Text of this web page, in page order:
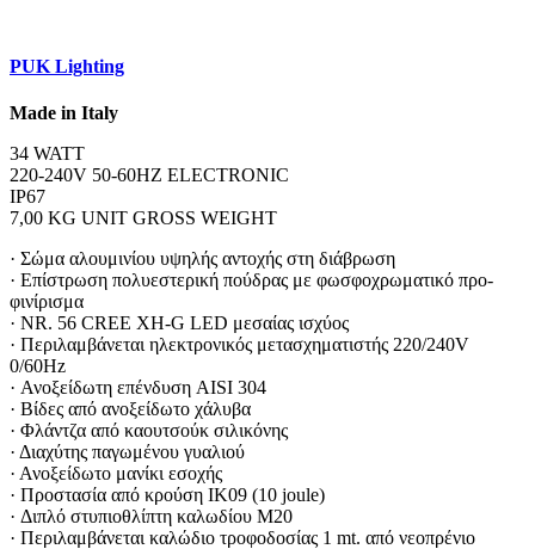
PUK Lighting
Made in Italy
34 WATT
220-240V 50-60HZ ELECTRONIC
IP67
7,00 KG UNIT GROSS WEIGHT
· Σώμα αλουμινίου υψηλής αντοχής στη διάβρωση
· Επίστρωση πολυεστερική πούδρας με φωσφοχρωματικό προ-
φινίρισμα
· NR. 56 CREE XH-G LED μεσαίας ισχύος
· Περιλαμβάνεται ηλεκτρονικός μετασχηματιστής 220/240V
0/60Hz
· Ανοξείδωτη επένδυση AISI 304
· Βίδες από ανοξείδωτο χάλυβα
· Φλάντζα από καουτσούκ σιλικόνης
· Διαχύτης παγωμένου γυαλιού
· Ανοξείδωτο μανίκι εσοχής
· Προστασία από κρούση IK09 (10 joule)
· Διπλό στυπιοθλίπτη καλωδίου M20
· Περιλαμβάνεται καλώδιο τροφοδοσίας 1 mt. από νεοπρένιο